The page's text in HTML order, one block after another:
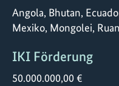
Angola, Bhutan,
Mexiko, Mongolei,
IKI Förderung
50.000.000,00 €